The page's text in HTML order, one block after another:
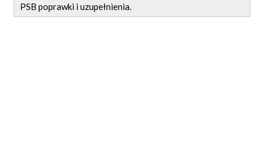
PSB poprawki i uzupełnienia.